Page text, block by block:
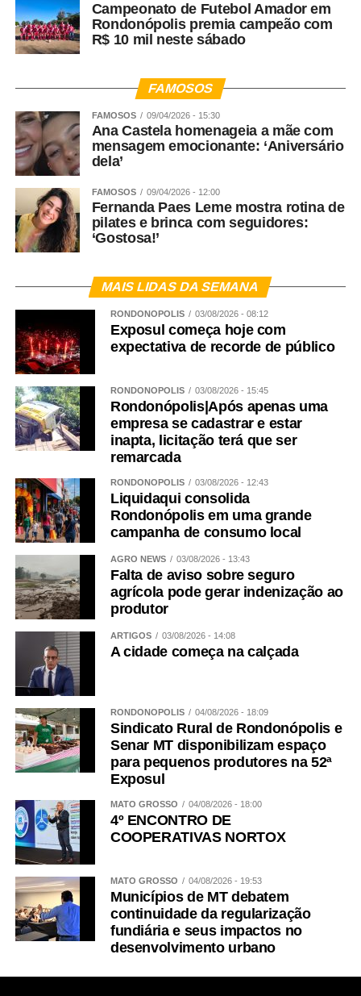
Campeonato de Futebol Amador em
Rondonópolis premia campeão com
R$ 10 mil neste sábado
FAMOSOS
FAMOSOS 09/04/2026 - 15:30
Ana Castela homenageia a mãe com
mensagem emocionante: ‘Aniversário
dela’
FAMOSOS 09/04/2026 - 12:00
Fernanda Paes Leme mostra rotina de
pilates e brinca com seguidores:
‘Gostosa!’
MAIS LIDAS DA SEMANA
RONDONÓPOLIS 03/08/2026 - 08:12
Exposul começa hoje com
expectativa de recorde de público
RONDONÓPOLIS 03/08/2026 - 15:45
Rondonópolis|Após apenas uma
empresa se cadastrar e estar
inapta, licitação terá que ser
remarcada
RONDONÓPOLIS 03/08/2026 - 12:43
Liquidaqui consolida
Rondonópolis em uma grande
campanha de consumo local
AGRO NEWS 03/08/2026 - 13:43
Falta de aviso sobre seguro
agrícola pode gerar indenização ao
produtor
ARTIGOS 03/08/2026 - 14:08
A cidade começa na calçada
RONDONÓPOLIS 04/08/2026 - 18:09
Sindicato Rural de Rondonópolis e
Senar MT disponibilizam espaço
para pequenos produtores na 52ª
Exposul
MATO GROSSO 04/08/2026 - 18:00
4º ENCONTRO DE
COOPERATIVAS NORTOX
MATO GROSSO 04/08/2026 - 19:53
Municípios de MT debatem
continuidade da regularização
fundiária e seus impactos no
desenvolvimento urbano